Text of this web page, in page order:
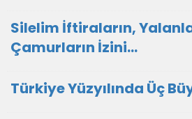
Silelim İftiraların,
Çamurların İzini…
Türkiye Yüzyılında Üç